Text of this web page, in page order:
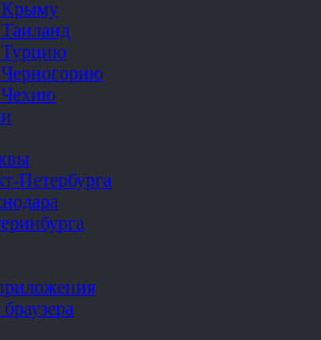
Крыму
Турцию
Чехию
Петербурга